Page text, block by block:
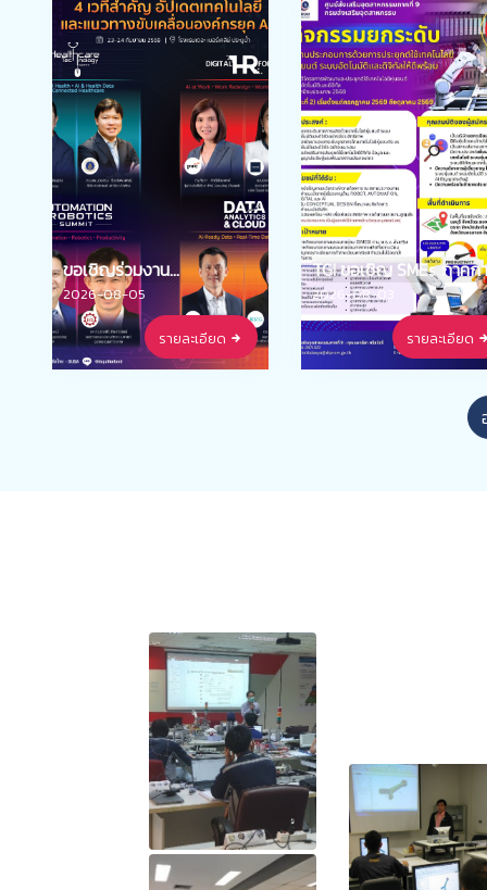
ขอเชิญร่วมงาน
Automation & Robotics
2026 “Scaling AI-Driven
Operations: Powering
Agility and Resilience” จัด
2026-08-05
รายละเอียด
TGI ขอเชิญ SMEs ภาคการ
ผลิต เข้าร่วม "กิจกรรมยก
ระดับสถานประกอบการด้
การประยุกต์ใช้เทคโนโลยี
ยนต์ ระบบอัตโนมัติ และ
ดิจิทัลให้ดีพร้อม" ระยะที่ 2
2026-08-03
รายละเอียด